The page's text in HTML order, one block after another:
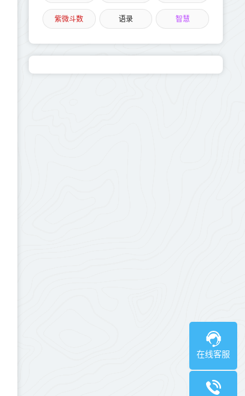
紫微斗数 语录 智慧
在线客服